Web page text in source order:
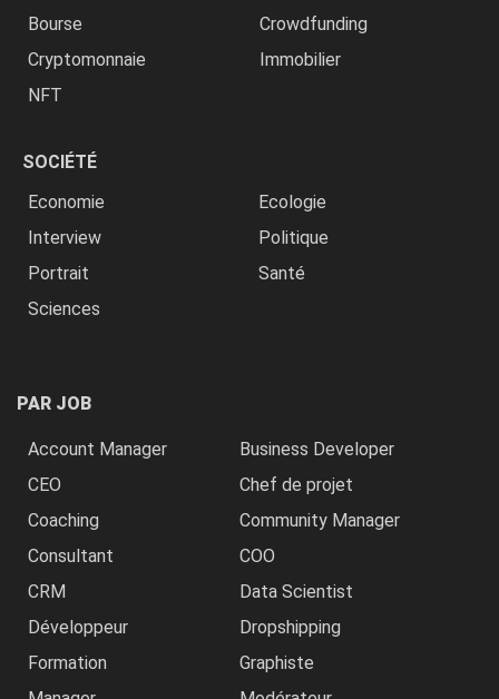
Bourse
Crowdfunding
Cryptomonnaie
Immobilier
NFT
SOCIÉTÉ
Economie
Ecologie
Interview
Politique
Portrait
Santé
Sciences
PAR JOB
Account Manager
Business Developer
CEO
Chef de projet
Coaching
Community Manager
Consultant
COO
CRM
Data Scientist
Développeur
Dropshipping
Formation
Graphiste